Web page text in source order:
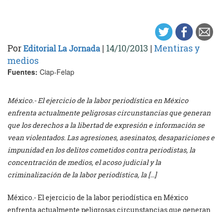
PorEditorial La Jornada | 14/10/2013 | Mentiras y
medios
Fuentes: Ciap-Felap
México.- El ejercicio de la labor periodística en México
enfrenta actualmente peligrosas circunstancias que generan
que los derechos a la libertad de expresión e información se
vean violentados. Las agresiones, asesinatos, desapariciones e
impunidad en los delitos cometidos contra periodistas, la
concentración de medios, el acoso judicial y la
criminalización de la labor periodística, la […]
México.- El ejercicio de la labor periodística en México
enfrenta actualmente peligrosas circunstancias que generan